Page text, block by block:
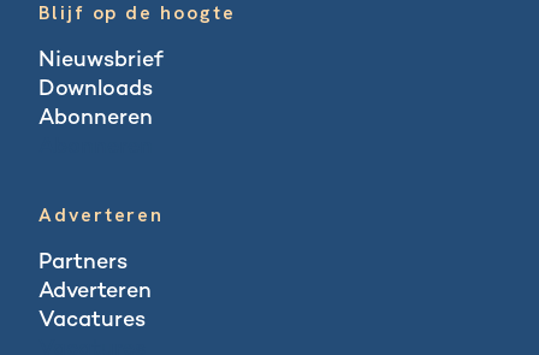
Blijf op de hoogte
Nieuwsbrief
Downloads
Abonneren
Adverteren
Partners
Adverteren
Vacatures